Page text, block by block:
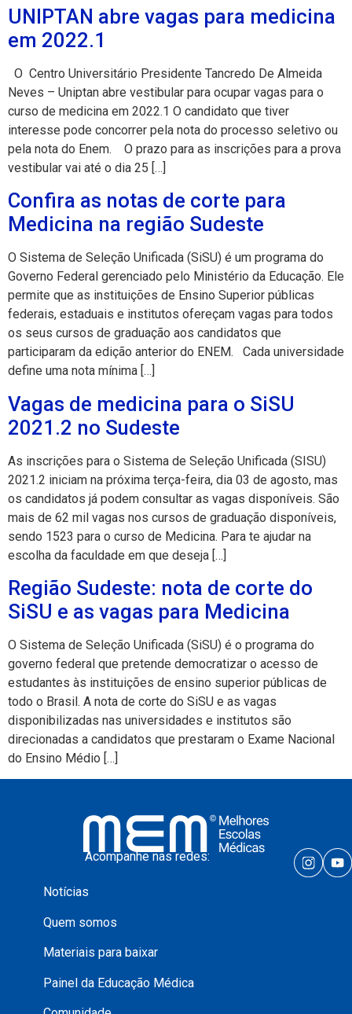
UNIPTAN abre vagas para medicina
em 2022.1
O Centro Universitário Presidente Tancredo De Almeida
Neves – Uniptan abre vestibular para ocupar vagas para o
curso de medicina em 2022.1 O candidato que tiver
interesse pode concorrer pela nota do processo seletivo ou
pela nota do Enem. O prazo para as inscrições para a prova
vestibular vai até o dia 25 […]
Confira as notas de corte para
Medicina na região Sudeste
O Sistema de Seleção Unificada (SiSU) é um programa do
Governo Federal gerenciado pelo Ministério da Educação. Ele
permite que as instituições de Ensino Superior públicas
federais, estaduais e institutos ofereçam vagas para todos
os seus cursos de graduação aos candidatos que
participaram da edição anterior do ENEM. Cada universidade
define uma nota mínima […]
Vagas de medicina para o SiSU
2021.2 no Sudeste
As inscrições para o Sistema de Seleção Unificada (SISU)
2021.2 iniciam na próxima terça-feira, dia 03 de agosto, mas
os candidatos já podem consultar as vagas disponíveis. São
mais de 62 mil vagas nos cursos de graduação disponíveis,
sendo 1523 para o curso de Medicina. Para te ajudar na
escolha da faculdade em que deseja […]
Região Sudeste: nota de corte do
SiSU e as vagas para Medicina
O Sistema de Seleção Unificada (SiSU) é o programa do
governo federal que pretende democratizar o acesso de
estudantes às instituições de ensino superior públicas de
todo o Brasil. A nota de corte do SiSU e as vagas
disponibilizadas nas universidades e institutos são
direcionadas a candidatos que prestaram o Exame Nacional
do Ensino Médio […]
Acompanhe nas redes:
Notícias
Quem somos
Materiais para baixar
Painel da Educação Médica